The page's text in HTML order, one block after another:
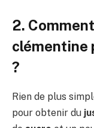
2.
clémentine
?
Rien de plus
pour obtenir du